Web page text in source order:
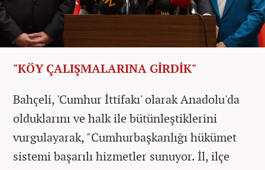
"KÖY ÇALIŞMALARINA GİRDİK"
Bahçeli, 'Cumhur İttifakı' olarak Anadolu'da
olduklarını ve halk ile bütünleştiklerini
vurgulayarak, "Cumhurbaşkanlığı hükümet
sistemi başarılı hizmetler sunuyor. İl, ilçe